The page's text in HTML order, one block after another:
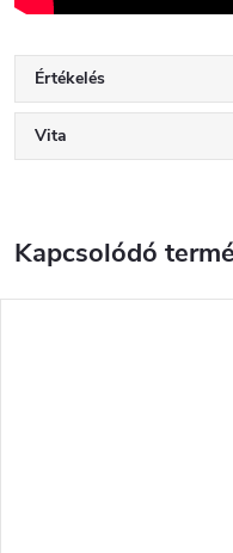
Értékelés
Vita
Kapcsolódó